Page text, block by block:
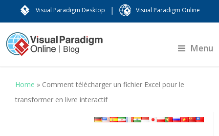
Visual Paradigm Desktop | Visual Paradigm Online
Menu
Home » Comment télécharger un fichier Excel pour le
transformer en livre interactif